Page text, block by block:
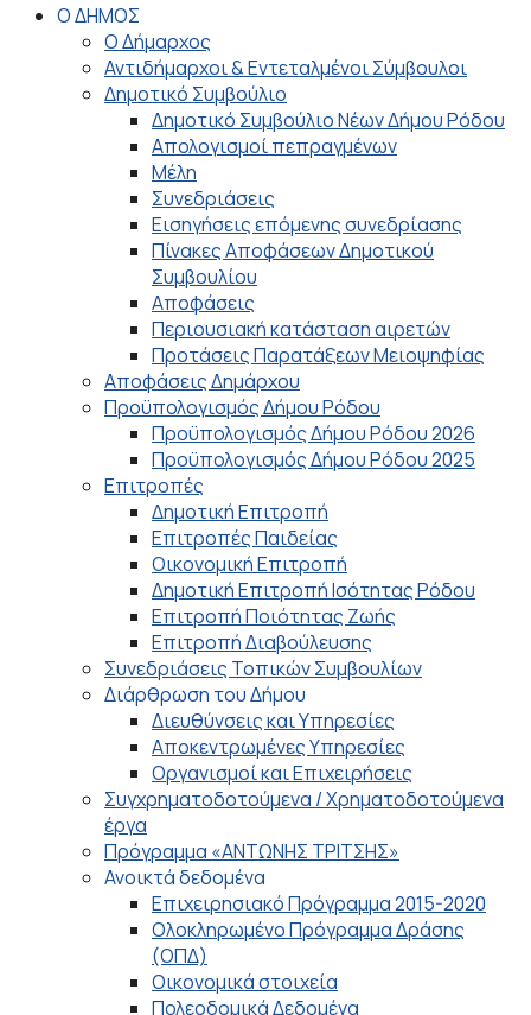
Ο ΔΗΜΟΣ
Ο Δήμαρχος
Αντιδήμαρχοι & Εντεταλμένοι Σύμβουλοι
Δημοτικό Συμβούλιο
Δημοτικό Συμβούλιο Νέων Δήμου Ρόδου
Απολογισμοί πεπραγμένων
Μέλη
Συνεδριάσεις
Εισηγήσεις επόμενης συνεδρίασης
Πίνακες Αποφάσεων Δημοτικού
Συμβουλίου
Αποφάσεις
Περιουσιακή κατάσταση αιρετών
Προτάσεις Παρατάξεων Μειοψηφίας
Αποφάσεις Δημάρχου
Προϋπολογισμός Δήμου Ρόδου
Προϋπολογισμός Δήμου Ρόδου 2026
Προϋπολογισμός Δήμου Ρόδου 2025
Επιτροπές
Δημοτική Επιτροπή
Επιτροπές Παιδείας
Οικονομική Επιτροπή
Δημοτική Επιτροπή Ισότητας Ρόδου
Επιτροπή Ποιότητας Ζωής
Επιτροπή Διαβούλευσης
Συνεδριάσεις Τοπικών Συμβουλίων
Διάρθρωση του Δήμου
Διευθύνσεις και Υπηρεσίες
Αποκεντρωμένες Υπηρεσίες
Οργανισμοί και Επιχειρήσεις
Συγχρηματοδοτούμενα / Χρηματοδοτούμενα
έργα
Πρόγραμμα «ΑΝΤΩΝΗΣ ΤΡΙΤΣΗΣ»
Ανοικτά δεδομένα
Επιχειρησιακό Πρόγραμμα 2015-2020
Ολοκληρωμένο Πρόγραμμα Δράσης
(ΟΠΔ)
Οικονομικά στοιχεία
Πολεοδομικά Δεδομένα